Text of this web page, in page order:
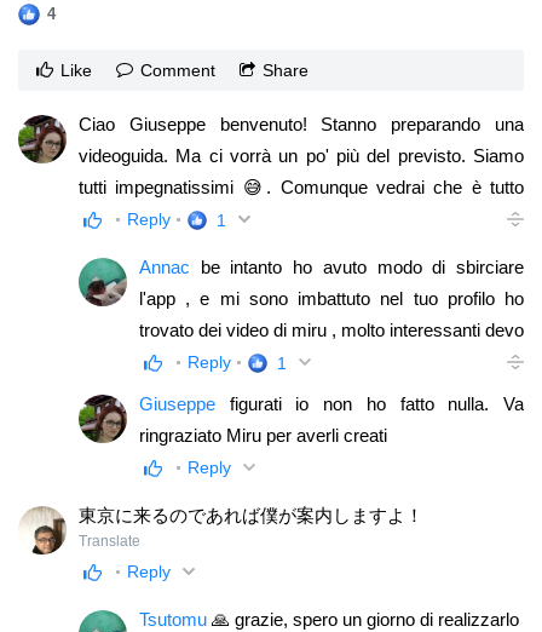
4
Like Comment Share
Ciao Giuseppe benvenuto! Stanno preparando una
videoguida. Ma ci vorrà un po' più del previsto. Siamo
tutti impegnatissimi 😅. Comunque vedrai che è tutto
intuitivo. Per quanto riguarda il giapponese c'è un gruppo
ufficialmente il primo ottobre. Ma ci sono già le ottime
videolezioni di Miru per iniziare ad imparare l'hiragana.
Aggiungerò altro materiale presto Comunque il gruppo
https://yuujou.it/giapponese_n5
è sicuramente un buon
inizio se vuoi fare amicizia. Ti iscrivo al gruppo! 😄
Reply 1
Annac be intanto ho avuto modo di sbirciare
l'app , e mi sono imbattuto nel tuo profilo ho
trovato dei video di miru , molto interessanti devo
dire, quindi grazie per averli postati
Reply 1
Giuseppe figurati io non ho fatto nulla. Va
ringraziato Miru per averli creati
Reply
東京に来るのであれば僕が案内しますよ！
Translate
Reply
Tsutomu 🙏 grazie, spero un giorno di realizzarlo